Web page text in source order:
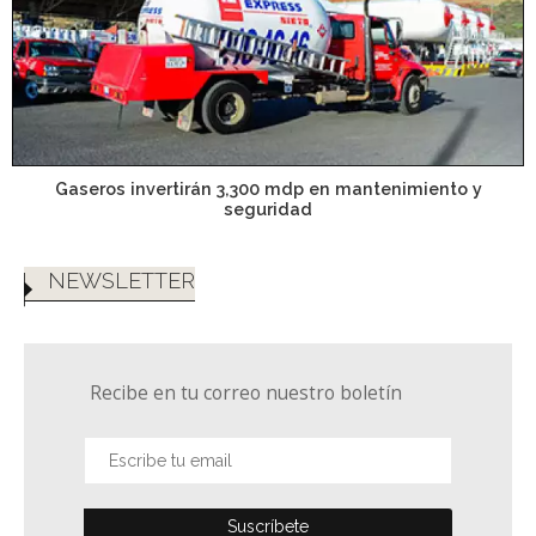
Gaseros invertirán 3,300 mdp en mantenimiento y
seguridad
NEWSLETTER
Recibe en tu correo nuestro boletín